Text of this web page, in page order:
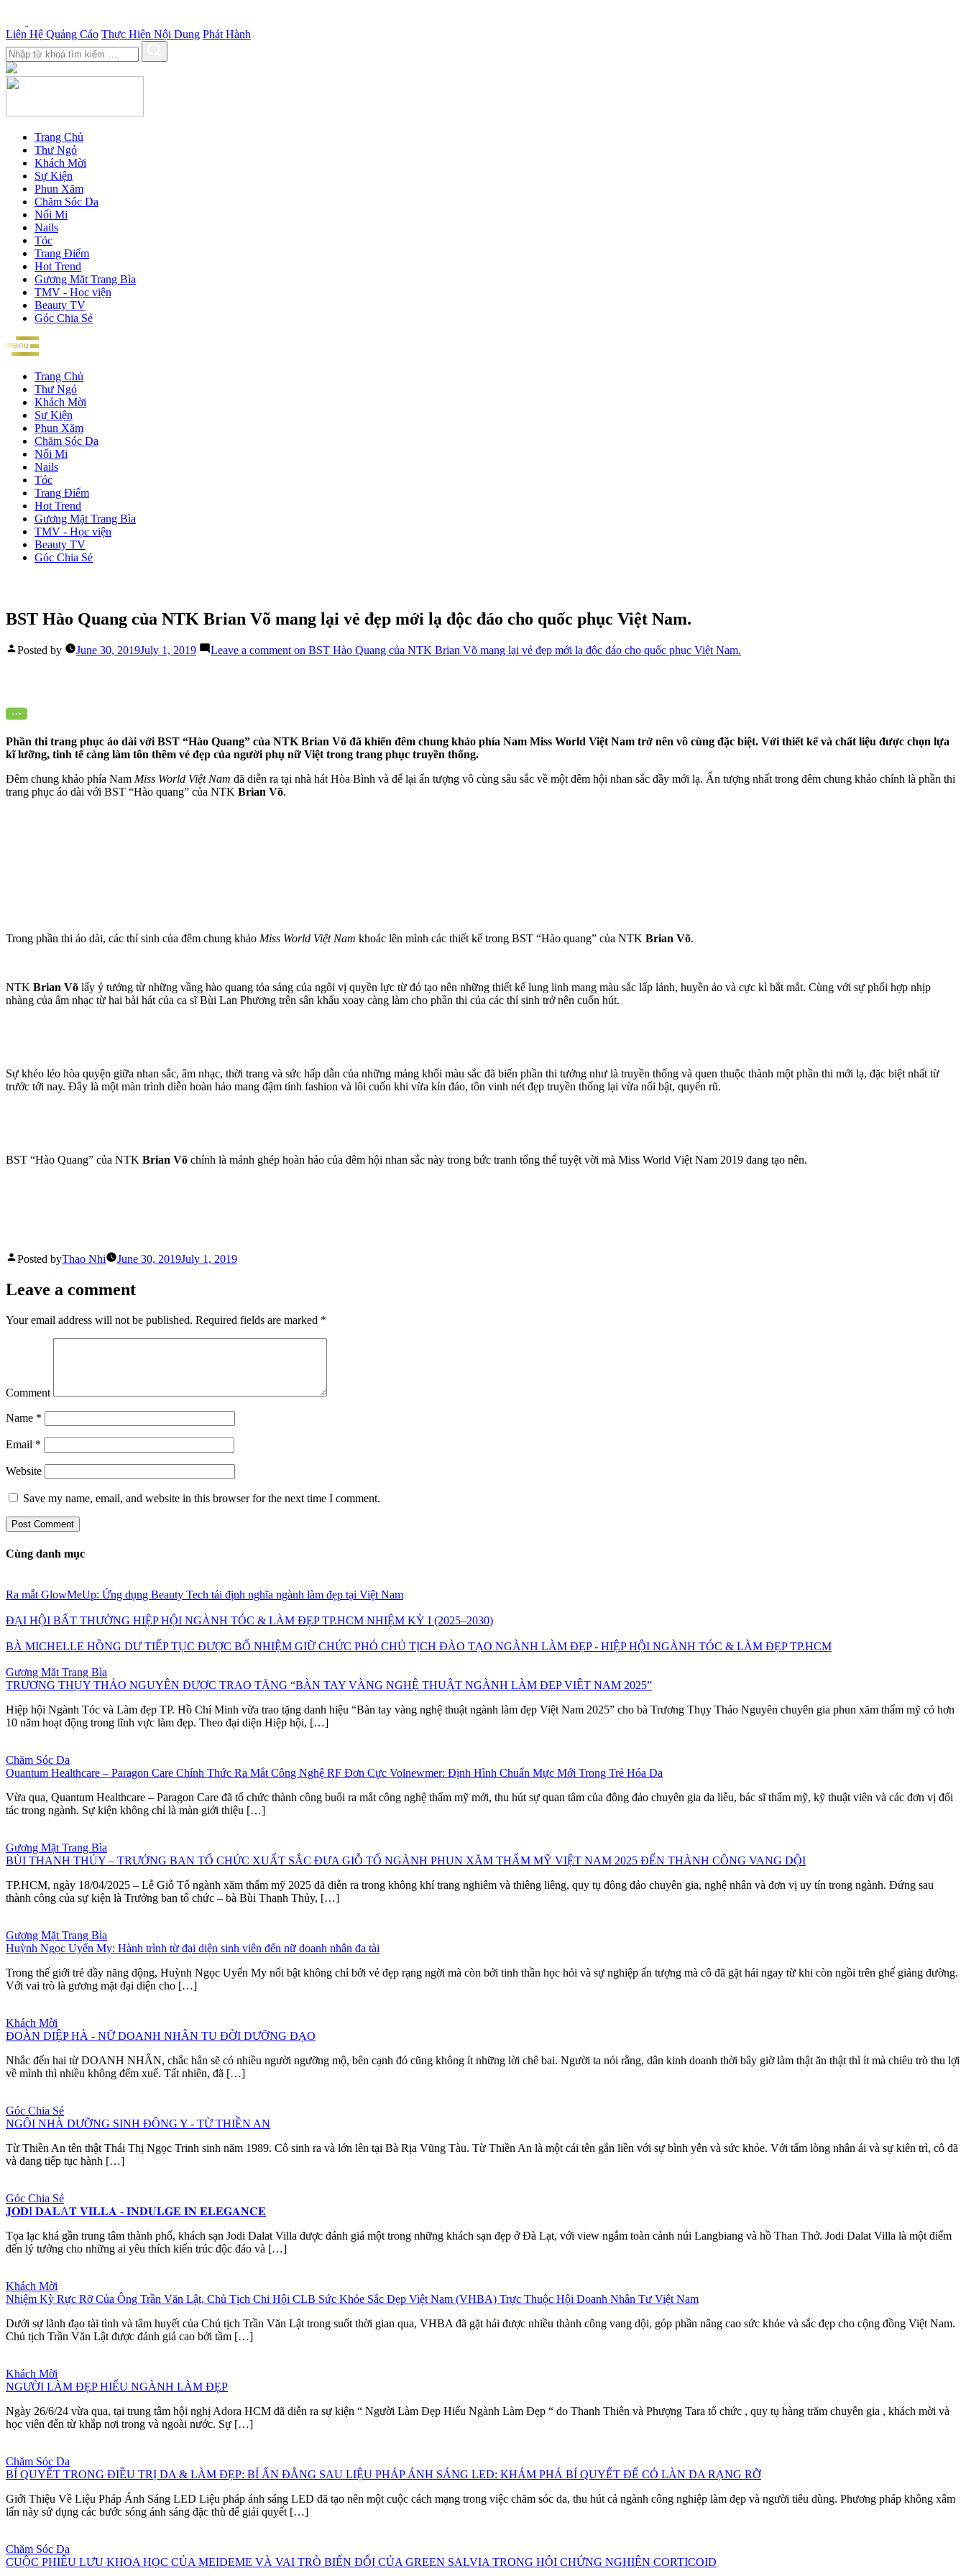
Liên Hệ Quảng Cáo Thực Hiện Nội Dung Phát Hành
Trang Chủ
Thư Ngỏ
Khách Mời
Sự Kiện
Phun Xăm
Chăm Sóc Da
Nối Mi
Nails
Tóc
Trang Điểm
Hot Trend
Gương Mặt Trang Bìa
TMV - Học viện
Beauty TV
Góc Chia Sẻ
Trang Chủ
Thư Ngỏ
Khách Mời
Sự Kiện
Phun Xăm
Chăm Sóc Da
Nối Mi
Nails
Tóc
Trang Điểm
Hot Trend
Gương Mặt Trang Bìa
TMV - Học viện
Beauty TV
Góc Chia Sẻ
BST Hào Quang của NTK Brian Võ mang lại vẻ đẹp mới lạ độc đáo cho quốc phục Việt Nam.
Posted by June 30, 2019July 1, 2019 Leave a commenton BST Hào Quang của NTK Brian Võ mang lại vẻ đẹp mới lạ độc đáo cho quốc phục Việt Nam.
Phần thi trang phục áo dài với BST “Hào Quang” của NTK Brian Võ đã khiến đêm chung khảo phía Nam Miss World Việt Nam trở nên vô cùng đặc biệt. Với thiết kế và chất liệu được chọn lựa
kĩ lưỡng, tinh tế càng làm tôn thêm vẻ đẹp của người phụ nữ Việt trong trang phục truyền thống.
Đêm chung khảo phía Nam Miss World Việt Nam đã diễn ra tại nhà hát Hòa Bình và để lại ấn tượng vô cùng sâu sắc về một đêm hội nhan sắc đầy mới lạ. Ấn tượng nhất trong đêm chung khảo chính là phần thi
trang phục áo dài với BST “Hào quang” của NTK Brian Võ.
Trong phần thi áo dài, các thí sinh của đêm chung khảo Miss World Việt Nam khoác lên mình các thiết kế trong BST “Hào quang” của NTK Brian Võ.
NTK Brian Võ lấy ý tưởng từ những vầng hào quang tỏa sáng của ngôi vị quyền lực từ đó tạo nên những thiết kế lung linh mang màu sắc lấp lánh, huyền ảo và cực kì bắt mắt. Cùng với sự phối hợp nhịp
nhàng của âm nhạc từ hai bài hát của ca sĩ Bùi Lan Phương trên sân khấu xoay càng làm cho phần thi của các thí sinh trở nên cuốn hút.
Sự khéo léo hòa quyện giữa nhan sắc, âm nhạc, thời trang và sức hấp dẫn của những mảng khối màu sắc đã biến phần thi tưởng như là truyền thống và quen thuộc thành một phần thi mới lạ, đặc biệt nhất từ
trước tới nay. Đây là một màn trình diễn hoàn hảo mang đậm tính fashion và lôi cuốn khi vừa kín đáo, tôn vinh nét đẹp truyền thống lại vừa nổi bật, quyến rũ.
BST “Hào Quang” của NTK Brian Võ chính là mảnh ghép hoàn hảo của đêm hội nhan sắc này trong bức tranh tổng thể tuyệt vời mà Miss World Việt Nam 2019 đang tạo nên.
Posted byThao Nhi June 30, 2019July 1, 2019
Leave a comment
Your email address will not be published. Required fields are marked *
Comment
Name *
Email *
Website
Save my name, email, and website in this browser for the next time I comment.
Cùng danh mục
Ra mắt GlowMeUp: Ứng dụng Beauty Tech tái định nghĩa ngành làm đẹp tại Việt Nam
ĐẠI HỘI BẤT THƯỜNG HIỆP HỘI NGÀNH TÓC & LÀM ĐẸP TP.HCM NHIỆM KỲ I (2025–2030)
BÀ MICHELLE HỒNG DƯ TIẾP TỤC ĐƯỢC BỔ NHIỆM GIỮ CHỨC PHÓ CHỦ TỊCH ĐÀO TẠO NGÀNH LÀM ĐẸP - HIỆP HỘI NGÀNH TÓC & LÀM ĐẸP TP.HCM
Gương Mặt Trang Bìa
TRƯƠNG THỤY THẢO NGUYÊN ĐƯỢC TRAO TẶNG “BÀN TAY VÀNG NGHỆ THUẬT NGÀNH LÀM ĐẸP VIỆT NAM 2025”
Hiệp hội Ngành Tóc và Làm đẹp TP. Hồ Chí Minh vừa trao tặng danh hiệu “Bàn tay vàng nghệ thuật ngành làm đẹp Việt Nam 2025” cho bà Trương Thụy Thảo Nguyên chuyên gia phun xăm thẩm mỹ có hơn
10 năm hoạt động trong lĩnh vực làm đẹp. Theo đại diện Hiệp hội, […]
Chăm Sóc Da
Quantum Healthcare – Paragon Care Chính Thức Ra Mắt Công Nghệ RF Đơn Cực Volnewmer: Định Hình Chuẩn Mực Mới Trong Trẻ Hóa Da
Vừa qua, Quantum Healthcare – Paragon Care đã tổ chức thành công buổi ra mắt công nghệ thẩm mỹ mới, thu hút sự quan tâm của đông đảo chuyên gia da liễu, bác sĩ thẩm mỹ, kỹ thuật viên và các đơn vị đối
tác trong ngành. Sự kiện không chỉ là màn giới thiệu […]
Gương Mặt Trang Bìa
BÙI THANH THỦY – TRƯỞNG BAN TỔ CHỨC XUẤT SẮC ĐƯA GIỖ TỔ NGÀNH PHUN XĂM THẨM MỸ VIỆT NAM 2025 ĐẾN THÀNH CÔNG VANG DỘI
TP.HCM, ngày 18/04/2025 – Lễ Giỗ Tổ ngành xăm thẩm mỹ 2025 đã diễn ra trong không khí trang nghiêm và thiêng liêng, quy tụ đông đảo chuyên gia, nghệ nhân và đơn vị uy tín trong ngành. Đứng sau
thành công của sự kiện là Trưởng ban tổ chức – bà Bùi Thanh Thủy, […]
Gương Mặt Trang Bìa
Huỳnh Ngọc Uyển My: Hành trình từ đại diện sinh viên đến nữ doanh nhân đa tài
Trong thế giới trẻ đầy năng động, Huỳnh Ngọc Uyển My nổi bật không chỉ bởi vẻ đẹp rạng ngời mà còn bởi tinh thần học hỏi và sự nghiệp ấn tượng mà cô đã gặt hái ngay từ khi còn ngồi trên ghế giảng đường.
Với vai trò là gương mặt đại diện cho […]
Khách Mời
ĐOÀN DIỆP HÀ - NỮ DOANH NHÂN TU ĐỜI DƯỠNG ĐẠO
Nhắc đến hai từ DOANH NHÂN, chắc hẳn sẽ có nhiều người ngưỡng mộ, bên cạnh đó cũng không ít những lời chê bai. Người ta nói rằng, dân kinh doanh thời bây giờ làm thật ăn thật thì ít mà chiêu trò thu lợi
về mình thì nhiều không đếm xuể. Tất nhiên, đã […]
Góc Chia Sẻ
NGÔI NHÀ DƯỠNG SINH ĐÔNG Y - TỪ THIỀN AN
Từ Thiền An tên thật Thái Thị Ngọc Trinh sinh năm 1989. Cô sinh ra và lớn lên tại Bà Rịa Vũng Tàu. Từ Thiền An là một cái tên gắn liền với sự bình yên và sức khỏe. Với tấm lòng nhân ái và sự kiên trì, cô đã
và đang tiếp tục hành […]
Góc Chia Sẻ
𝐉𝐎𝐃I 𝐃𝐀𝐋A𝐓 𝐕𝐈𝐋𝐋𝐀 - 𝐈𝐍𝐃𝐔𝐋𝐆𝐄 𝐈𝐍 𝐄𝐋𝐄𝐆𝐀𝐍𝐂𝐄
Tọa lạc khá gần trung tâm thành phố, khách sạn Jodi Dalat Villa được đánh giá một trong những khách sạn đẹp ở Đà Lạt, với view ngắm toàn cảnh núi Langbiang và hồ Than Thở. Jodi Dalat Villa là một điểm
đến lý tưởng cho những ai yêu thích kiến trúc độc đáo và […]
Khách Mời
Nhiệm Kỳ Rực Rỡ Của Ông Trần Văn Lật, Chủ Tịch Chi Hội CLB Sức Khỏe Sắc Đẹp Việt Nam (VHBA) Trực Thuộc Hội Doanh Nhân Tư Việt Nam
Dưới sự lãnh đạo tài tình và tâm huyết của Chủ tịch Trần Văn Lật trong suốt thời gian qua, VHBA đã gặt hái được nhiều thành công vang dội, góp phần nâng cao sức khỏe và sắc đẹp cho cộng đồng Việt Nam.
Chủ tịch Trần Văn Lật được đánh giá cao bởi tầm […]
Khách Mời
NGƯỜI LÀM ĐẸP HIỂU NGÀNH LÀM ĐẸP
Ngày 26/6/24 vừa qua, tại trung tâm hội nghị Adora HCM đã diễn ra sự kiện “ Người Làm Đẹp Hiểu Ngành Làm Đẹp “ do Thanh Thiên và Phượng Tara tổ chức , quy tụ hàng trăm chuyên gia , khách mời và
học viên đến từ khắp nơi trong và ngoài nước. Sự […]
Chăm Sóc Da
BÍ QUYẾT TRONG ĐIỀU TRỊ DA & LÀM ĐẸP: BÍ ẨN ĐẰNG SAU LIỆU PHÁP ÁNH SÁNG LED: KHÁM PHÁ BÍ QUYẾT ĐỂ CÓ LÀN DA RẠNG RỠ
Giới Thiệu Về Liệu Pháp Ánh Sáng LED Liệu pháp ánh sáng LED đã tạo nên một cuộc cách mạng trong việc chăm sóc da, thu hút cả ngành công nghiệp làm đẹp và người tiêu dùng. Phương pháp không xâm
lấn này sử dụng các bước sóng ánh sáng đặc thù để giải quyết […]
Chăm Sóc Da
CUỘC PHIÊU LƯU KHOA HỌC CỦA MEIDEME VÀ VAI TRÒ BIẾN ĐỔI CỦA GREEN SALVIA TRONG HỘI CHỨNG NGHIỆN CORTICOID